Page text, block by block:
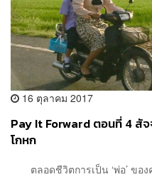
16 ตุลาคม 2017
Pay It Forward ตอนที่ 4 สั
โกหก
ตลอดชีวิตการเป็น ‘พ่อ’ ขอ